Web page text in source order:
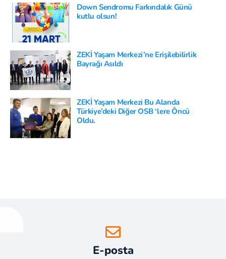
Down Sendromu Farkındalık Günü
kutlu olsun!
ZEKİ Yaşam Merkezi’ne Erişilebilirlik
Bayrağı Asıldı
ZEKİ Yaşam Merkezi Bu Alanda
Türkiye’deki Diğer OSB ‘lere Öncü
Oldu.
E-posta